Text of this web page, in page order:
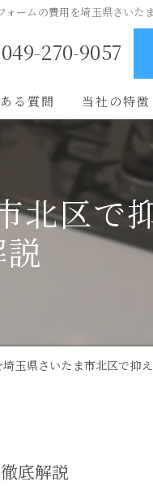
ォームの費用を埼玉県さいた
049-270-9057
る質問 当社の特徴
ユニットバス
キッチン
原状回復
北区で
玉県さいたま市北区で抑
底解説